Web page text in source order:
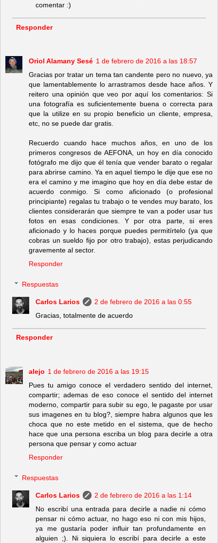
comentar :)
Responder
Oriol Alamany Sesé 1 de febrero de 2016 a las 18:57
Gracias por tratar un tema tan candente pero no nuevo, ya
que lamentablemente lo arrastramos desde hace años. Y
reitero una opinión que veo por aquí los comentarios: Si
una fotografía es suficientemente buena o correcta para
que la utilize en su propio beneficio un cliente, empresa,
etc, no se puede dar gratis.
Recuerdo cuando hace muchos años, en uno de los
primeros congresos de AEFONA, un hoy en día conocido
fotógrafo me dijo que él tenía que vender barato o regalar
para abrirse camino. Ya en aquel tiempo le dije que ese no
era el camino y me imagino que hoy en día debe estar de
acuerdo conmigo. Si como aficionado (o profesional
principiante) regalas tu trabajo o te vendes muy barato, los
clientes considerarán que siempre te van a poder usar tus
fotos en esas condiciones. Y por otra parte, si eres
aficionado y lo haces porque puedes permitírtelo (ya que
cobras un sueldo fijo por otro trabajo), estas perjudicando
gravemente al sector.
Responder
Respuestas
Carlos Larios
2 de febrero de 2016 a las 0:55
Gracias, totalmente de acuerdo
Responder
alejo 1 de febrero de 2016 a las 19:15
Pues tu amigo conoce el verdadero sentido del internet,
compartir; ademas de eso conoce el sentido del internet
moderno, compartir para subir su ego, le pagaste por usar
sus imagenes en tu blog?, siempre habra algunos que les
choca que no este metido en el sistema, que de hecho
hace que una persona escriba un blog para decirle a otra
persona que pensar y como actuar
Responder
Respuestas
Carlos Larios
2 de febrero de 2016 a las 1:14
No escribí una entrada para decirle a nadie ni cómo
pensar ni cómo actuar, no hago eso ni con mis hijos,
ya me gustaría poder influir tan profundamente en
alguien ;). Ni siquiera lo escribí para decirle a este